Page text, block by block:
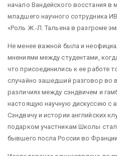
начало Вандейского восстания в
младшего научного сотрудника
«Роль Ж.-Л. Тальена в разгроме
Не менее важной была и
мнениями между студентами,
что присоединились к ее работе
случайно зашедший разговор во
различиях между сэндвичем и
настоящую научную дискуссию с
Сэндвичу и истории английских
подарком участникам Школы
бывшего посла России во